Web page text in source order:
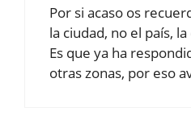
Por si acaso os
la ciudad, no el país,
Es que ya ha
otras zonas, por eso